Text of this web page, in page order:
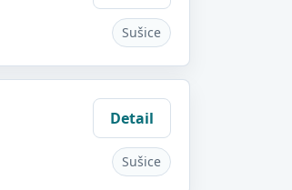
Sušice
Detail
Sušice